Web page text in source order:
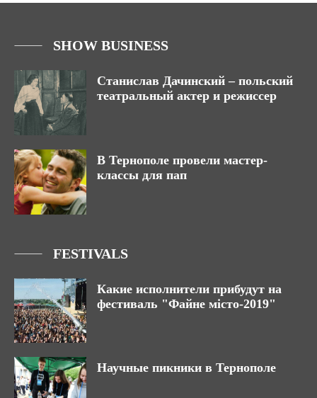
SHOW BUSINESS
Станислав Дачинский – польский
театральный актер и режиссер
В Тернополе провели мастер-
классы для пап
FESTIVALS
Какие исполнители прибудут на
фестиваль "Файне місто-2019"
Научные пикники в Тернополе